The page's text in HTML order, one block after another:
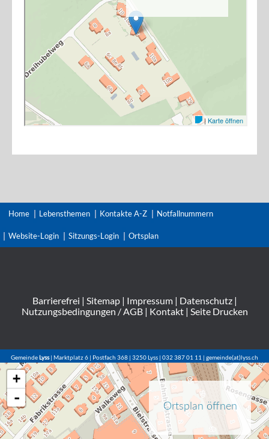
Home Lebensthemen Kontakte A-Z Notfallnummern
Website-Login Sitzungs-Login Ortsplan
Barrierefrei | Sitemap| Impressum| Datenschutz|
Nutzungsbedingungen / AGB| Kontakt| Seite Drucken
GemeindeLyss| Marktplatz 6 | Postfach 368 | 3250 Lyss | 032 387 01 11 | gemeinde(at)lyss.ch